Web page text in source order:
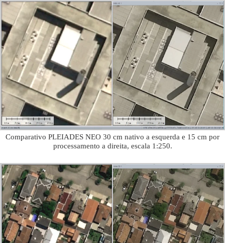
Comparativo PLEIADES NEO 30 cm nativo a esquerda e 15 cm por
processamento a direita, escala 1:250.